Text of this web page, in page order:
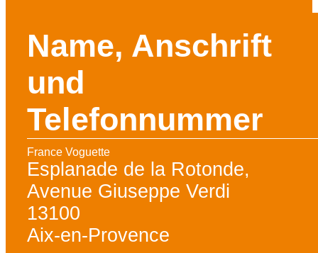
Name, Anschrift
und
Telefonnummer
France Voguette
Esplanade de la Rotonde,
Avenue Giuseppe Verdi
13100
Aix-en-Provence